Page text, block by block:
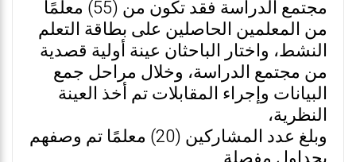
مجتمع الدراسة فقد تكون من (55) معلمًا
من المعلمين الحاصلين على بطاقة التعلم
النشط، واختار الباحثان عينة أولية قصدية
من مجتمع الدراسة، وخلال مراحل جمع
البيانات وإجراء المقابلات تم أخذ العينة
النظرية،
وبلغ عدد المشاركين (20) معلمًا تم وصفهم